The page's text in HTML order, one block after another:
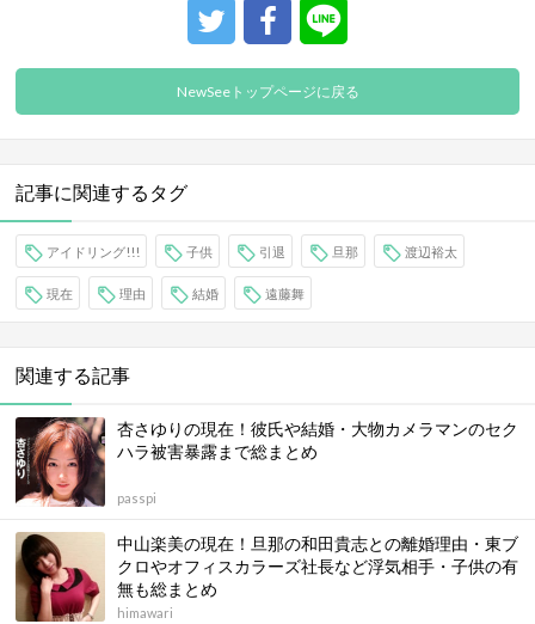
NewSeeトップページに戻る
記事に関連するタグ
アイドリング!!! 子供 引退 旦那 渡辺裕太
現在 理由 結婚 遠藤舞
関連する記事
杏さゆりの現在！彼氏や結婚・大物カメラマンのセク
ハラ被害暴露まで総まとめ
passpi
中山楽美の現在！旦那の和田貴志との離婚理由・東ブ
クロやオフィスカラーズ社長など浮気相手・子供の有
無も総まとめ
himawari